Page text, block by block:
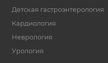
Детская гастроэнтерология
Кардиология
Неврология
Урология